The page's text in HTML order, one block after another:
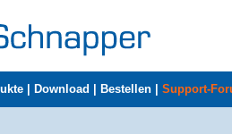
Download Bestellen Support-